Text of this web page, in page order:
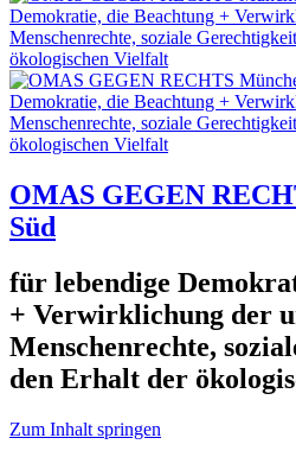
OMAS GEGEN
Süd
für lebendige
+ Verwirklichung der
Menschenrechte,
den Erhalt der
Zum Inhalt springen